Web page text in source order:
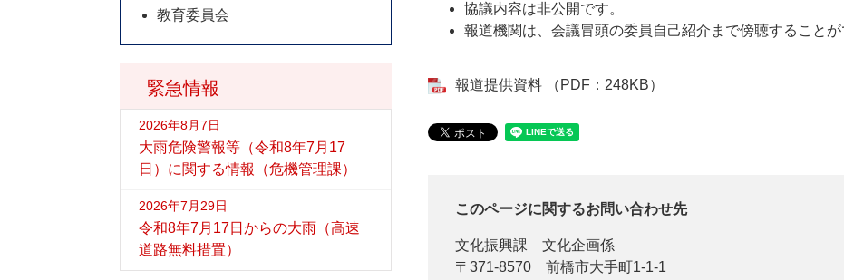
協議内容は非公開です。
報道機関は、会議冒頭の委員自己紹介まで傍聴することが
報道提供資料 （PDF：248KB）
このページに関するお問い合わせ先
文化振興課
文化企画係
〒371-8570
前橋市大手町1-1-1
緊急情報
2026年8月7日
大雨危険警報等（令和8年7月17
日）に関する情報（危機管理課）
2026年7月29日
令和8年7月17日からの大雨（高速
道路無料措置）
教育委員会